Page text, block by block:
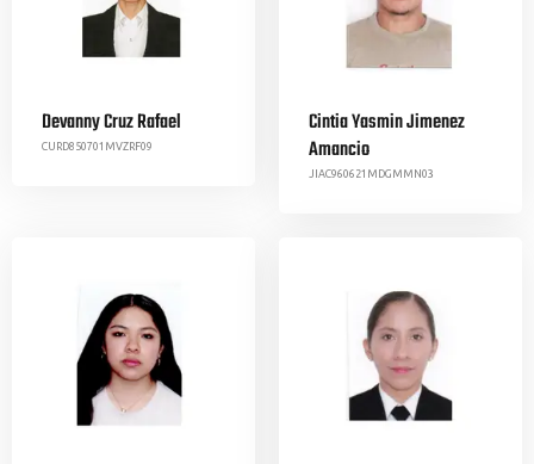
Devanny Cruz Rafael​
CURD850701MVZRF09
Cintia Yasmin Jimenez
Amancio
JIAC960621MDGMMN03